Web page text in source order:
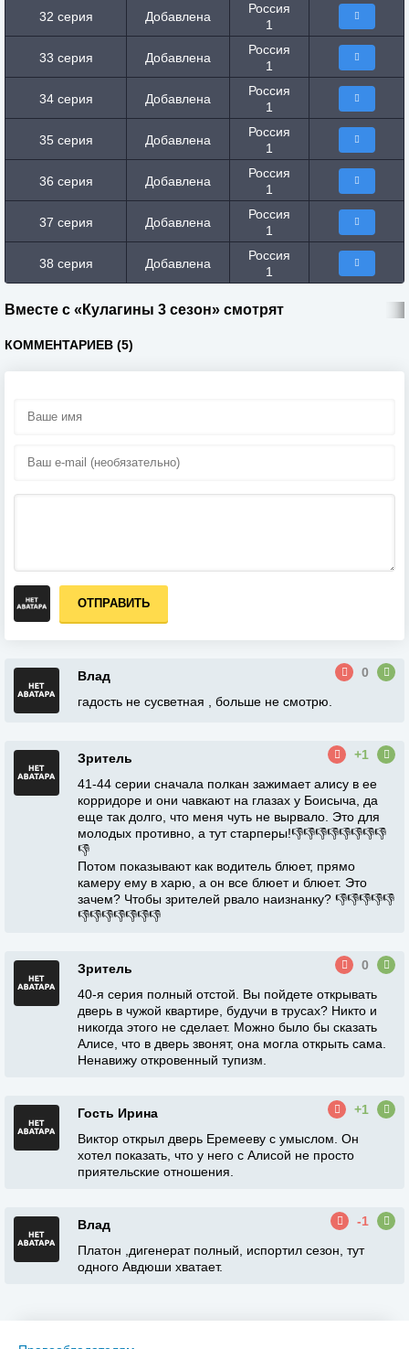
32 серия Добавлена
Россия
1
33 серия Добавлена
Россия
1
34 серия Добавлена
Россия
1
35 серия Добавлена
Россия
1
36 серия Добавлена
Россия
1
37 серия Добавлена
Россия
1
38 серия Добавлена
Россия
1
Вместе с «Кулагины 3 сезон» смотрят
КОММЕНТАРИЕВ (5)
ОТПРАВИТЬ
Влад
0
гадость не сусветная , больше не смотрю.
Зритель
+1
41-44 серии сначала полкан зажимает алису в ее
корридоре и они чавкают на глазах у Боисыча, да
еще так долго, что меня чуть не вырвало. Это для
молодых противно, а тут старперы!👎👎👎👎👎👎👎👎
👎
Потом показывают как водитель блюет, прямо
камеру ему в харю, а он все блюет и блюет. Это
зачем? Чтобы зрителей рвало наизнанку? 👎👎👎👎👎
👎👎👎👎👎👎👎
Зритель
0
40-я серия полный отстой. Вы пойдете открывать
дверь в чужой квартире, будучи в трусах? Никто и
никогда этого не сделает. Можно было бы сказать
Алисе, что в дверь звонят, она могла открыть сама.
Ненавижу откровенный тупизм.
Гость Ирина
+1
Виктор открыл дверь Еремееву с умыслом. Он
хотел показать, что у него с Алисой не просто
приятельские отношения.
Влад
-1
Платон ,дигенерат полный, испортил сезон, тут
одного Авдюши хватает.